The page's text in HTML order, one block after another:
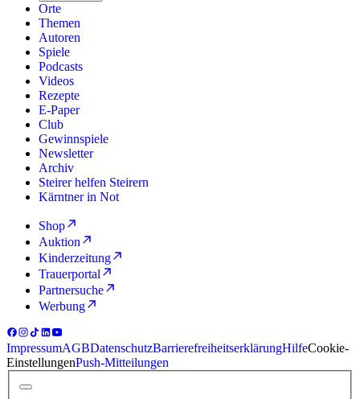
Orte
Themen
Autoren
Spiele
Podcasts
Videos
Rezepte
E-Paper
Club
Gewinnspiele
Newsletter
Archiv
Steirer helfen Steirern
Kärntner in Not
Shop
Auktion
Kinderzeitung
Trauerportal
Partnersuche
Werbung
ImpressumAGBDatenschutzBarrierefreiheitserklärungHilfeCookie-
EinstellungenPush-Mitteilungen